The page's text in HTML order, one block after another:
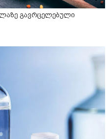
გავრცელებული